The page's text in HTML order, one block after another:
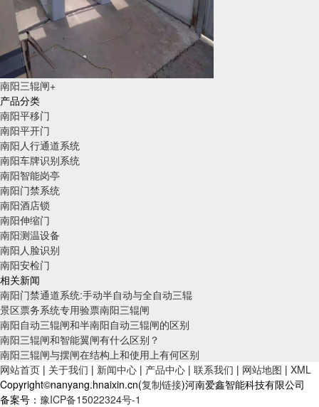
南阳三辊闸+
产品分类
南阳平移门
南阳平开门
南阳人行通道系统
南阳车牌识别系统
南阳智能岗亭
南阳门禁系统
南阳酒店锁
南阳伸缩门
南阳测温设备
南阳人脸识别
南阳安检门
相关新闻
南阳门禁通道系统:手动半自动与全自动三辊
景区票务系统专用验票南阳三辊闸
南阳自动三辊闸和半南阳自动三辊闸的区别
南阳三辊闸和智能翼闸有什么区别？
南阳三辊闸与摆闸在结构上和使用上有何区别
网站首页 | 关于我们 | 新闻中心 | 产品中心 | 联系我们 | 网站地图 | XML
Copyright©nanyang.hnaixin.cn(复制链接)河南爱鑫智能科技有限公司
备案号： 豫ICP备15022324号-1